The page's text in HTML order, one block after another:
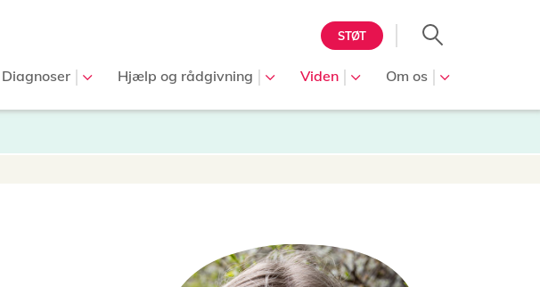
STØT
Diagnoser Hjælp og rådgivning Viden Om os